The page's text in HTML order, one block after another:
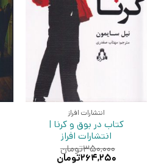
انتشارات افراز
کتاب در بوق و کرنا |
انتشارات افراز
۳۵۰,۰۰۰تومان
قیمت
۲۶۴,۲۵۰تومان